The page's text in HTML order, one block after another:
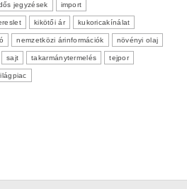
jegyzések import
kikötői ár kukoricakínálat
nemzetközi árinformációk növényi olaj
sajt takarmánytermelés tejpor